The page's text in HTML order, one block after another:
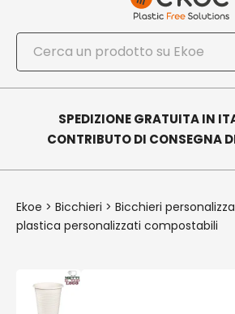
Cerca
SPEDIZIONE GRATUITA IN
CONTRIBUTO DI CONSEGNA
Ekoe > Bicchieri > Bicchieri
plastica personalizzati compostabili